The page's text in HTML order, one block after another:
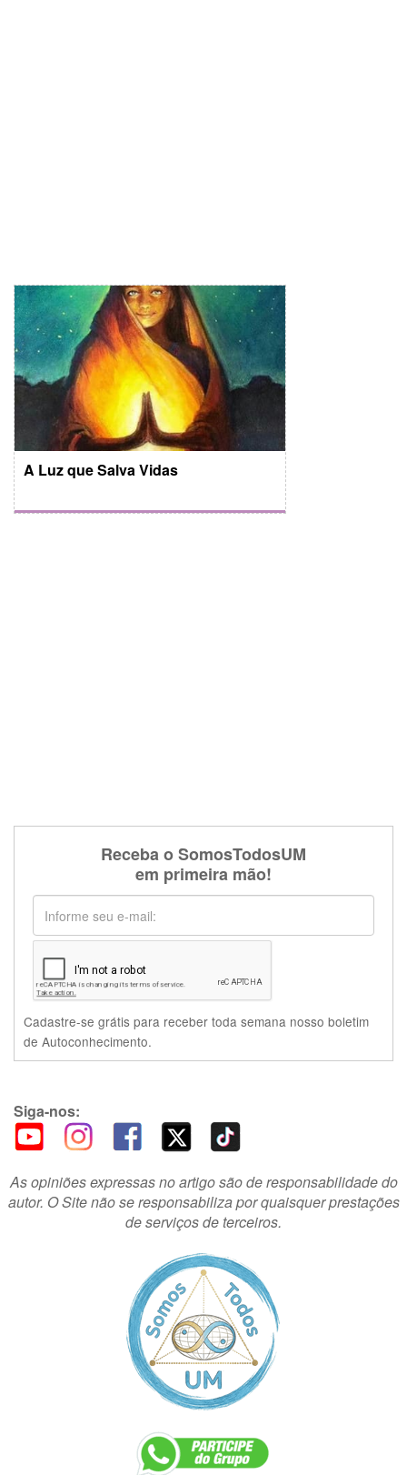
A Luz que Salva Vidas
Receba o SomosTodosUM
em primeira mão!
Cadastre-se grátis para receber toda semana nosso boletim
de Autoconhecimento.
Siga-nos:
As opiniões expressas no artigo são de responsabilidade do
autor. O Site não se responsabiliza por quaisquer prestações
de serviços de terceiros.